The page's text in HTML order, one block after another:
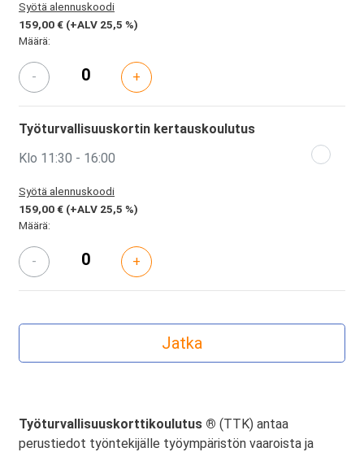
Syötä alennuskoodi
159,00 € (+ALV 25,5 %)
Määrä:
- +
Työturvallisuuskortin kertauskoulutus
Klo 11:30 - 16:00
Syötä alennuskoodi
159,00 € (+ALV 25,5 %)
Määrä:
- +
Työturvallisuuskorttikoulutus ® (TTK) antaa
perustiedot työntekijälle työympäristön vaaroista ja